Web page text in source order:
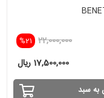
%21 22,000,000
17,500,000 ریال
به سبد